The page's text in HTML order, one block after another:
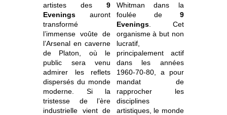
artistes des9
Evenings auront
transformé
l’immense voûte de
l’Arsenal en caverne
de Platon, où le
public sera venu
admirer les reflets
dispersés du monde
moderne. Si la
tristesse de l’ère
industrielle vient de
Whitman dans la
foulée de 9
Evenings. Cet
organisme à but non
lucratif,
principalement actif
dans les années
1960-70-80, a pour
mandat de
rapprocher les
disciplines
artistiques, le monde